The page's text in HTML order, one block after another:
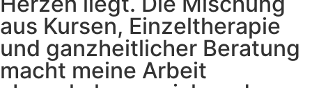
aus Kursen, Einzeltherapie
und ganzheitlicher Beratung
macht meine Arbeit